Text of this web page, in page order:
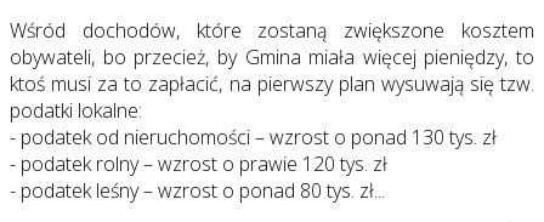
Wśród dochodów, które zostaną zwiększone kosztem
obywateli, bo przecież, by Gmina miała więcej pieniędzy, to
ktoś musi za to zapłacić, na pierwszy plan wysuwają się tzw.
podatki lokalne:
- podatek od nieruchomości – wzrost o ponad 130 tys. zł
- podatek rolny – wzrost o prawie 120 tys. zł
- podatek leśny – wzrost o ponad 80 tys. zł...